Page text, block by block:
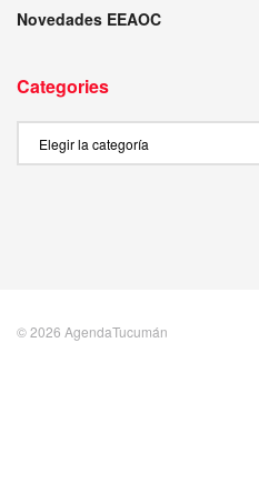
Novedades EEAOC
Categories
© 2026 AgendaTucumán